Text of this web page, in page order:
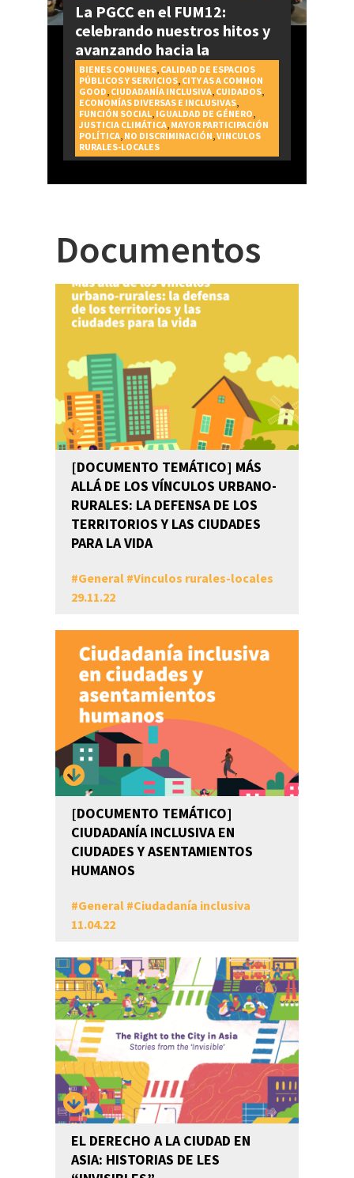
La PGCC en el FUM12:
celebrando nuestros hitos y
avanzando hacia la
realización del Derecho a la
Ciudad
BIENES COMUNES, CALIDAD DE ESPACIOS
PÚBLICOS Y SERVICIOS, CITY AS A COMMON
GOOD CIUDADANÍA INCLUSIVA, CUIDADOS,
ECONOMÍAS DIVERSAS E INCLUSIVAS,
FUNCIÓN SOCIAL, IGUALDAD DE GÉNERO
JUSTICIA CLIMÁTICA, MAYOR PARTICIPACIÓN
POLÍTICA, NO DISCRIMINACIÓN VINCULOS
RURALES-LOCALES
Documentos
[DOCUMENTO TEMÁTICO] MÁS
ALLÁ DE LOS VÍNCULOS URBANO-
RURALES: LA DEFENSA DE LOS
TERRITORIOS Y LAS CIUDADES
PARA LA VIDA
#General#Vinculos rurales-locales
29.11.22
[DOCUMENTO TEMÁTICO]
CIUDADANÍA INCLUSIVA EN
CIUDADES Y ASENTAMIENTOS
HUMANOS
#General#Ciudadanía inclusiva
11.04.22
EL DERECHO A LA CIUDAD EN
ASIA: HISTORIAS DE LES